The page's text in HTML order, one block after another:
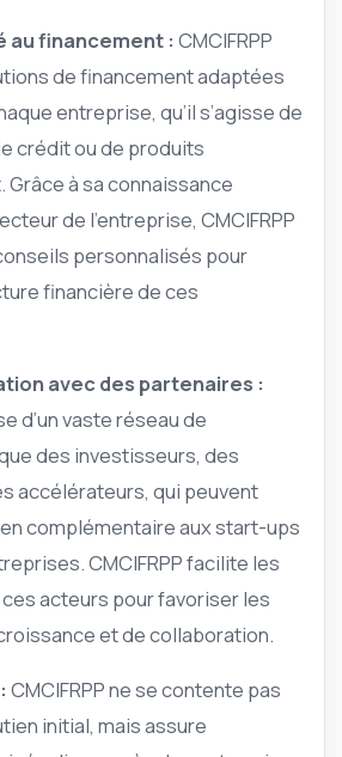
au financement : CMCIFRPP
de financement adaptées
entreprise, qu’il s’agisse de
crédit ou de produits
Grâce à sa connaissance
de l’entreprise, CMCIFRPP
personnalisés pour
financière de ces
avec des partenaires :
d’un vaste réseau de
des investisseurs, des
accélérateurs, qui peuvent
complémentaire aux start-ups
CMCIFRPP facilite les
acteurs pour favoriser les
et de collaboration.
CMCIFRPP ne se contente pas
initial, mais assure